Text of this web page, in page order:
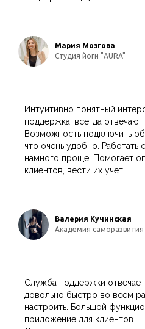
Мария Мозгова
Студия йоги "AURA"
Интуитивно понятный
поддержка, всегда отвечают
Возможность подключить
что очень удобно. Работать
намного проще. Помогает
клиентов, вести их учет.
Валерия Кучинская
Академия
Служба поддержки
довольно быстро во всем
настроить. Большой
приложение для клиентов.